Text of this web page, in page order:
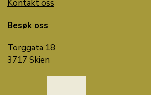
Kontakt oss
Besøk oss
Torggata 18
3717 Skien